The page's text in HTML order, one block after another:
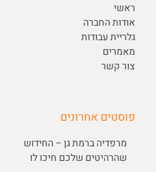
ראשי
אודות החברה
גלריית עבודות
מאמרים
צור קשר
פוסטים אחרונים
מרפדיה ברמת גן – החידוש
שהרהיטים שלכם חיכו לו